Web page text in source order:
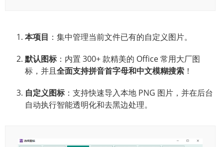
本项目 ：集中管理当前文件已有的自定义图片。
默认图标：内置 300+ 款精美的 Office 常用大厂图
标，并且全面支持拼音首字母和中文模糊搜索 ！
自定义图标：支持快速导入本地 PNG 图片，并在后台
自动执行智能透明化和去黑边处理。